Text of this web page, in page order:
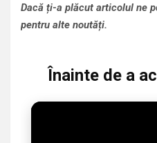
Dacă ți-a plăcut articolul ne
pentru alte noutăți.
Înainte de a